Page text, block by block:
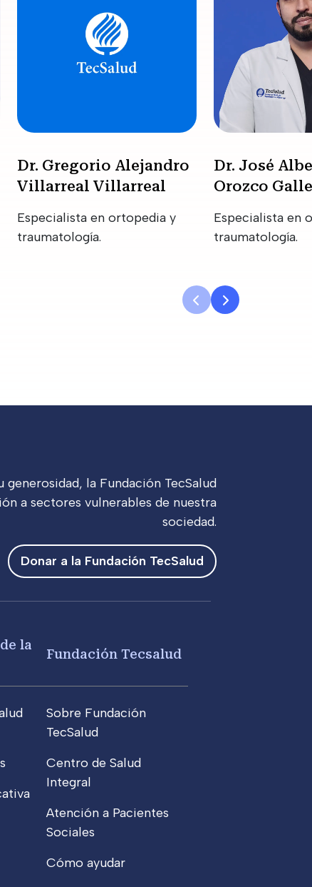
Dr. Gregorio Alejandro
Villarreal Villarreal
Especialista en ortopedia y
traumatología.
Dr. José
Orozco
Especialista en
traumatología.
generosidad, la Fundación TecSalud
a sectores vulnerables de nuestra
sociedad.
Donar a la Fundación TecSalud
la
Fundación Tecsalud
Sobre Fundación
TecSalud
Centro de Salud
Integral
Atención a Pacientes
Sociales
Cómo ayudar